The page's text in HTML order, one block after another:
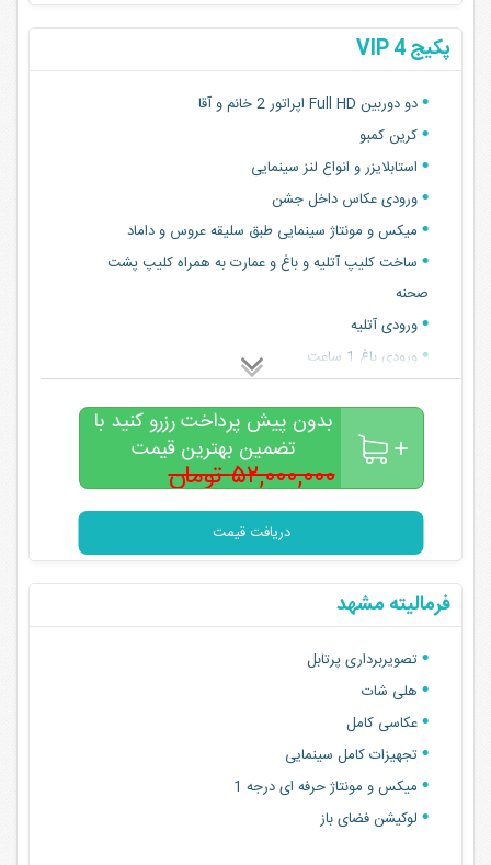
پکیج 4 VIP
دو دوربین Full HD اپراتور 2 خانم و آقا
کرین کمبو
استابلایزر و انواع لنز سینمایی
ورودی عکاس داخل جشن
میکس و مونتاژ سینمایی طبق سلیقه عروس و داماد
ساخت کلیپ آتلیه و باغ و عمارت به همراه کلیپ پشت
صحنه
ورودی آتلیه
ورودی باغ 1 ساعت
عکس سر جشن 60*90
هلیشات برای باغ و عمارت
بدون پیش پرداخت رزرو کنید با
تضمین بهترین قیمت
۵۲,۰۰۰,۰۰۰ تومان
۳۸,۰۰۰,۰۰۰تومان
دریافت قیمت
فرمالیته مشهد
تصویربرداری پرتابل
هلی شات
عکاسی کامل
تجهیزات کامل سینمایی
میکس و مونتاژ حرفه ای درجه 1
لوکیشن فضای باز